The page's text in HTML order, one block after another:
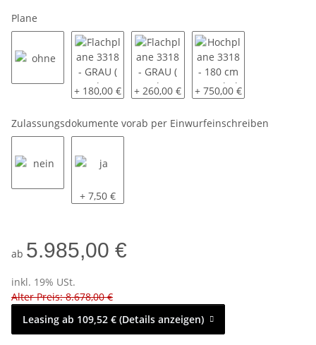
Plane
Flachplane 3318 - GRAU ( andere Farben auf
+ 180,00 € Flachplane 3318 - GRAU ( andere
+ 260,00 € Hochplane 3318 - 180
+ 750,00 €
Zulassungsdokumente vorab per Einwurfeinschreiben
ja
+ 7,50 €
ab 5.985,00 €
inkl. 19% USt.
Alter Preis: 8.678,00 €
Leasing ab 109,52 € (Details anzeigen)